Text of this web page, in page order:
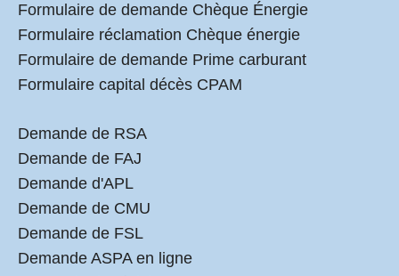
Formulaire de demande Chèque Énergie
Formulaire réclamation Chèque énergie
Formulaire de demande Prime carburant
Formulaire capital décès CPAM
Demande de RSA
Demande de FAJ
Demande d'APL
Demande de CMU
Demande de FSL
Demande ASPA en ligne